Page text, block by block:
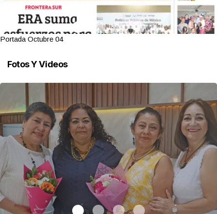
Portada Octubre 04
Fotos Y Videos